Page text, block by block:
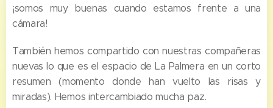
¡somos muy buenas cuando estamos frente a una
cámara!
También hemos compartido con nuestras compañeras
nuevas lo que es el espacio de La Palmera en un corto
resumen (momento donde han vuelto las risas y
miradas). Hemos intercambiado mucha paz.